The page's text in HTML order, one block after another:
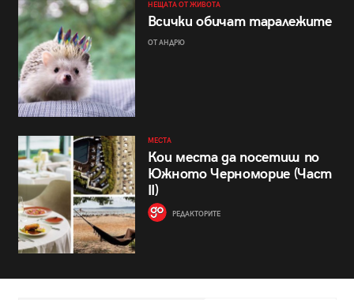
НЕЩАТА ОТ ЖИВОТА
Всички обичат таралежите
ОТ АНДРЮ
МЕСТА
Кои места да посетиш по
Южното Черноморие (Част
II)
РЕДАКТОРИТЕ